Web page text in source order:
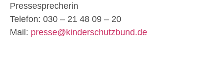
Pressesprecherin
Telefon: 030 – 21 48 09 – 20
Mail: presse@kinderschutzbund.de